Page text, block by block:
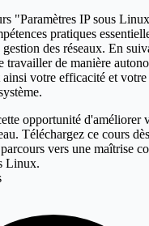
"Paramètres IP sous
pratiques
des réseaux. En
travailler de manière
ainsi votre efficacité et
opportunité d'améliorer
Téléchargez ce cours
vers une maîtrise
Linux.